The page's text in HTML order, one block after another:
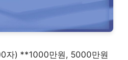
자) **1000만원, 5000만원